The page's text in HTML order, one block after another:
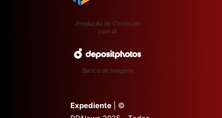
Produção de Conteúdo
com IA
Banco de Imagens
Expediente | ©